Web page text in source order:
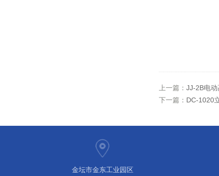
上一篇： JJ-2B电
下一篇： DC-1020
金坛市金东工业园区